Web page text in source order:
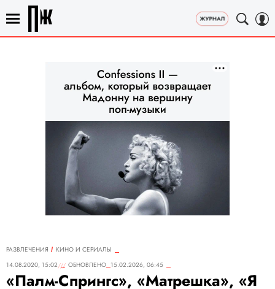
РАЗВЛЕЧЕНИЯ
КИНО И СЕРИАЛЫ
14.08.2020, 15:02
ОБНОВЛЕНО 15.02.2026, 06:45
«Палм-Спрингс», «Матрешка», «Я